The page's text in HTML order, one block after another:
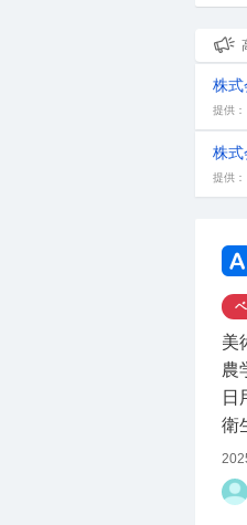
株式
提供
株式
提供
美
農
日
衛